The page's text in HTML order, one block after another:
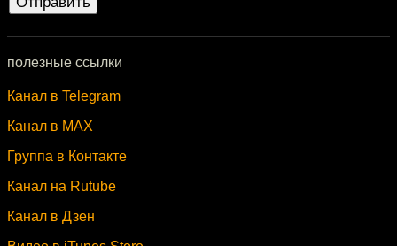
полезные ссылки
Канал в Telegram
Канал в MAX
Группа в Контакте
Канал на Rutube
Канал в Дзен